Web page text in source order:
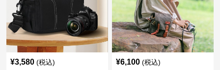
¥3,580 (税込) ¥6,100 (税込)